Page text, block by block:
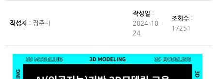
작성자: 장준희
작성일 :
2024-10-
24
조회수 :
17251